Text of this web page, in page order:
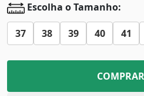
Escolha o Tamanho:
37 38 39 40 41